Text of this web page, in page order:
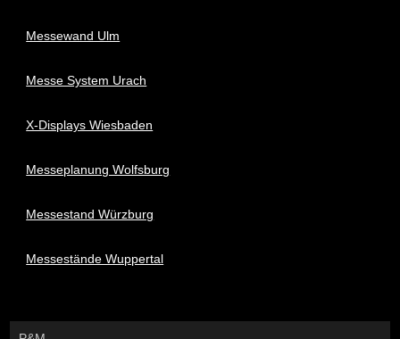
Messewand Ulm
Messe System Urach
X-Displays Wiesbaden
Messeplanung Wolfsburg
Messestand Würzburg
Messestände Wuppertal